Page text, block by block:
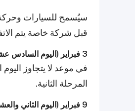
سيُسمح للسيارات وحركة
قبل شركة خاصة يتم
3 فبراير (اليوم السادس عشر)
في موعد لا يتجاوز
المرحلة الثانية.
9 فبراير (اليوم الثاني والعشرون)